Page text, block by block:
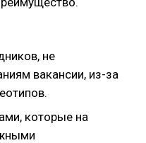
не
вакансии, из-за
которые на